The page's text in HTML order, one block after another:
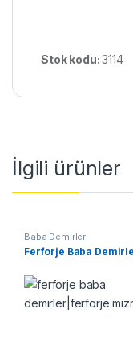
Stok kodu:3114
İlgili ürünler
Baba Demirler
Ferforje Baba